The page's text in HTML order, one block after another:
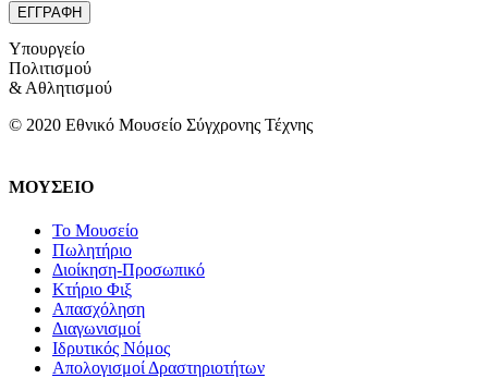
Υπουργείο
Πολιτισμού
& Αθλητισμού
© 2020 Εθνικό Μουσείο Σύγχρονης Τέχνης
ΜΟΥΣΕΙΟ
Το Μουσείο
Πωλητήριο
Διοίκηση-Προσωπικό
Κτήριο Φιξ
Απασχόληση
Διαγωνισμοί
Ιδρυτικός Νόμος
Απολογισμοί Δραστηριοτήτων